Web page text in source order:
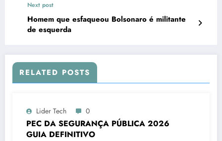
Next post
Homem que esfaqueou Bolsonaro é militante
de esquerda
RELATED POSTS
Lider Tech 0
PEC DA SEGURANÇA PÚBLICA 2026
GUIA DEFINITIVO